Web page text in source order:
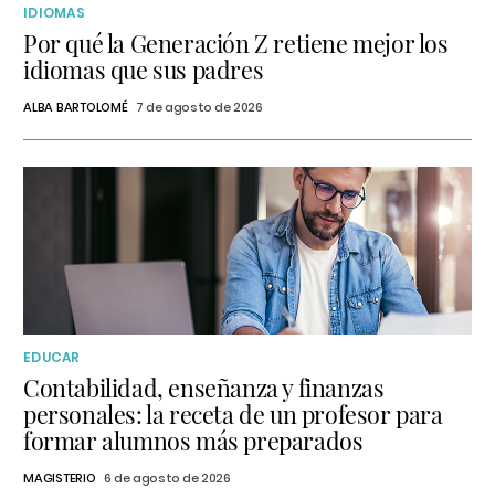
IDIOMAS
Por qué la Generación Z retiene mejor los
idiomas que sus padres
ALBA BARTOLOMÉ 7 de agosto de 2026
EDUCAR
Contabilidad, enseñanza y finanzas
personales: la receta de un profesor para
formar alumnos más preparados
MAGISTERIO 6 de agosto de 2026